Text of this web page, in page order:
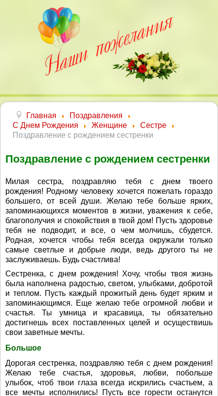
Главная
Поздравления
С Днем Рождения
Женщине
Сестре
Поздравление с рождением сестренки
Поздравление с рождением сестренки
Милая сестра, поздравляю тебя с днем твоего
рождения! Родному человеку хочется пожелать гораздо
большего, от всей души. Желаю тебе больше ярких,
запоминающихся моментов в жизни, уважения к себе,
благополучия и спокойствия в твой дом! Пусть здоровье
тебя не подводит, и все, о чем молчишь, сбудется.
Родная, хочется чтобы тебя всегда окружали только
самые светлые и добрые люди, ведь другого ты не
заслуживаешь. Будь счастлива!
Сестренка, с днем рождения! Хочу, чтобы твоя жизнь
была наполнена радостью, светом, улыбками, добротой
и теплом. Пусть каждый прожитый день будет ярким и
запоминающимся. Еще желаю тебе огромной любви и
счастья. Ты умница и красавица, ты обязательно
достигнешь всех поставленных целей и осуществишь
свои заветные мечты.
Большое
Дорогая сестренка, поздравляю тебя с днем рождения!
Желаю тебе счастья, здоровья, любви, побольше
улыбок, чтоб твои глаза всегда искрились счастьем, а
все мечты исполнились! Пусть все горести останутся